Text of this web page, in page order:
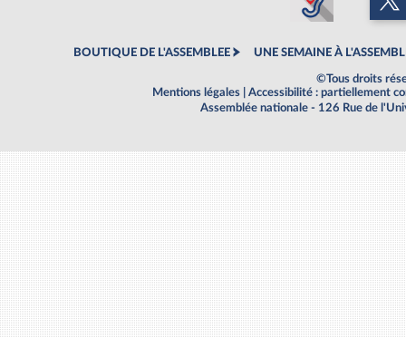
BOUTIQUE DE L'ASSEMBLEE UNE SEMAINE À
©Tous droits
Mentions légales
Accessibilité : partiellement
Assemblée nationale - 126 Rue de